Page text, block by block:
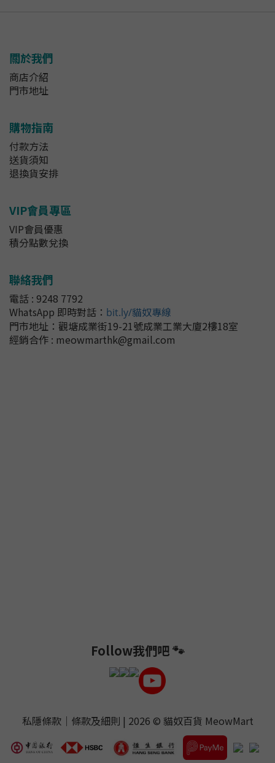
關於我們
商店介紹
門市地址
購物指南
付款方法
送貨須知
退換貨安排
VIP會員專區
VIP會員優惠
積分點數兌換
聯絡我們
電話 : 9248 7792
WhatsApp 即時對話 ： bit.ly/貓奴專線
門市地址： 觀塘成業街19-21號成業工業大廈2樓18室
經銷合作 : meowmarthk@gmail.com
Follow我們吧 🐾
私隱條款｜ 條款及細則 | 2026 © 貓奴百貨 MeowMart